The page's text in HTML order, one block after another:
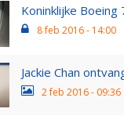
Koninklijke
8 feb 2016 - 14:00
Jackie Chan
2 feb 2016 - 09:36